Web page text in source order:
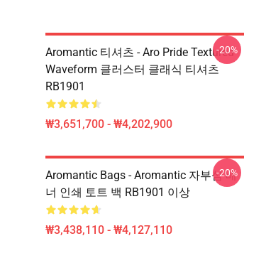
Aromantic 티셔츠 - Aro Pride Textured
Waveform 클러스터 클래식 티셔츠
RB1901
₩3,651,700 - ₩4,202,900
-20%
Aromantic Bags - Aromantic 자부심 배
너 인쇄 토트 백 RB1901 이상
₩3,438,110 - ₩4,127,110
-20%